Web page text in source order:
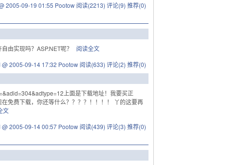
2005-09-19 01:55 Pootow 阅读(2213) 评论(9) 推荐(0)
由实现吗？ASP.NET呢？
阅读全文
@ 2005-09-14 17:32 Pootow 阅读(633) 评论(2) 推荐(0)
上面是下载地址！我要买正
免费下载，你还等什么？？？？！！！！ 丫的这要再
文
@ 2005-09-14 00:57 Pootow 阅读(439) 评论(3) 推荐(0)